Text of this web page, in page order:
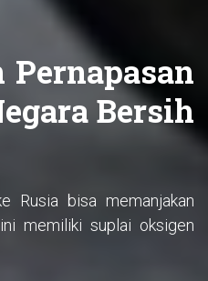
Pernapasan
Bersih
Rusia bisa memanjakan
memiliki suplai oksigen